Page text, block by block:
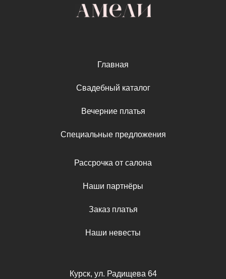
Главная
Свадебный каталог
Вечерние платья
Специальные предложения
Рассрочка от салона
Наши партнёры
Заказ платья
Наши невесты
Курск, ул. Радищева 64